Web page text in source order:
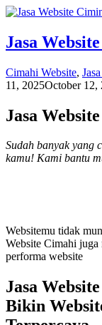
Jasa
Cimahi Website,
11, 2025October 12,
Jasa
Sudah banyak yang
kamu! Kami bantu
Websitemu tidak
Website Cimahi
performa website
Jasa
Bikin